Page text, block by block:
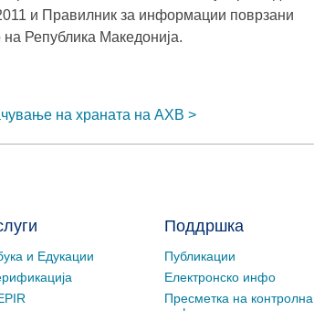
и Правилник за информации поврзани
на Република Македонија.
на храната на АХВ
и Едукации
Поддршка
Публикации
Електронско инфо
Пресметка на контролна